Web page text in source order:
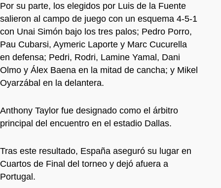
Por su parte, los elegidos por Luis de la Fuente
salieron al campo de juego con un esquema 4-5-1
con Unai Simón bajo los tres palos; Pedro Porro,
Pau Cubarsi, Aymeric Laporte y Marc Cucurella
en defensa; Pedri, Rodri, Lamine Yamal, Dani
Olmo y Álex Baena en la mitad de cancha; y Mikel
Oyarzábal en la delantera.
Anthony Taylor fue designado como el árbitro
principal del encuentro en el estadio Dallas.
Tras este resultado, España aseguró su lugar en
Cuartos de Final del torneo y dejó afuera a
Portugal.